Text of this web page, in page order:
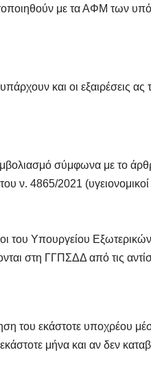
με τα ΑΦΜ των
και οι εξαιρέσεις ας
σύμφωνα με το
ν. 4865/2021
του Υπουργείου
στη ΓΓΠΣΔΔ από τις
του εκάστοτε υποχρέου
μήνα και αν δεν
Ποιοι είναι
πίσω απ